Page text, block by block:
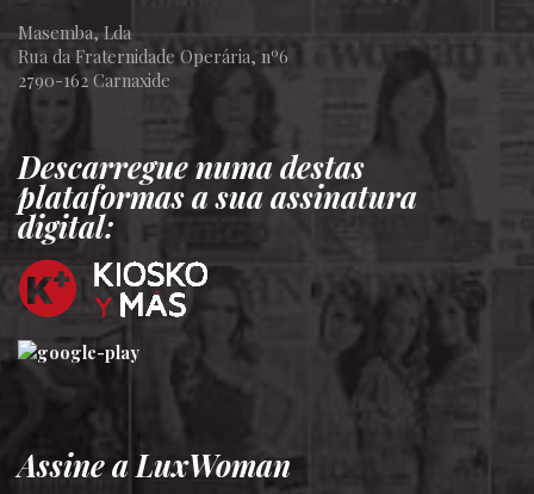
Masemba, Lda
Rua da Fraternidade Operária, nº6
2790-162 Carnaxide
Descarregue numa destas
plataformas a sua assinatura
digital:
Assine a LuxWoman